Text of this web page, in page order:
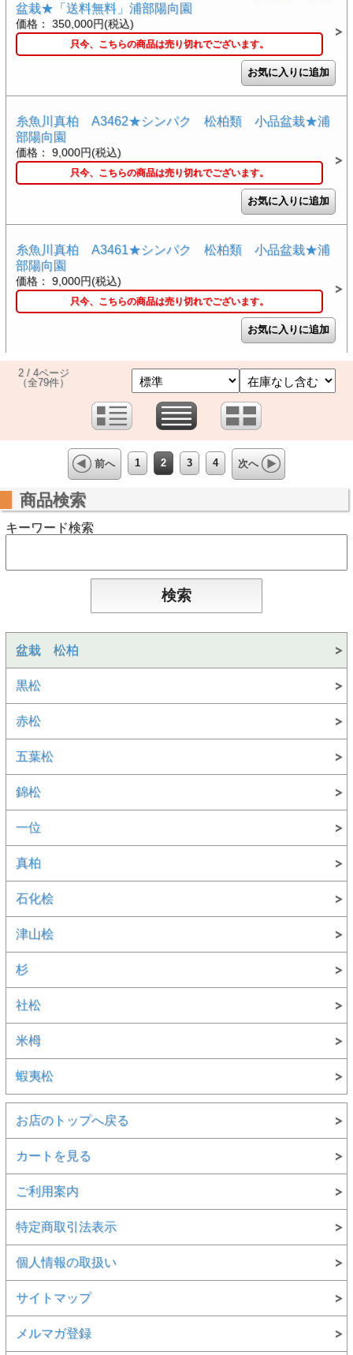
盆栽★「送料無料」浦部陽向園
価格： 350,000円(税込)
只今、こちらの商品は売り切れでございます。
糸魚川真柏 A3462★シンパク 松柏類 小品盆栽★浦
部陽向園
価格： 9,000円(税込)
只今、こちらの商品は売り切れでございます。
糸魚川真柏 A3461★シンパク 松柏類 小品盆栽★浦
部陽向園
価格： 9,000円(税込)
只今、こちらの商品は売り切れでございます。
2 / 4ページ
（全79件）
前へ 1 2 3 4 次へ
商品検索
キーワード検索
盆栽 松柏
黒松
赤松
五葉松
錦松
一位
真柏
石化桧
津山桧
杉
社松
米栂
蝦夷松
お店のトップへ戻る
カートを見る
ご利用案内
特定商取引法表示
個人情報の取扱い
サイトマップ
メルマガ登録